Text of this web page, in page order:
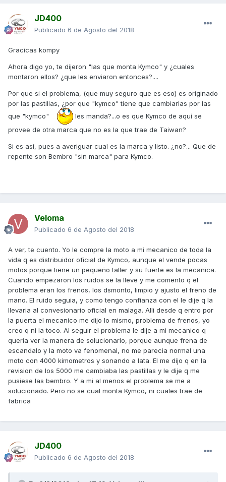
JD400
Publicado 6 de Agosto del 2018
Gracicas kompy
Ahora digo yo, te dijeron "las que monta Kymco" y ¿cuales
montaron ellos? ¿que les enviaron entonces?....
Por que si el problema, (que muy seguro que es eso) es originado
por las pastillas, ¿por que "kymco" tiene que cambiarlas por las
que "kymco"
les manda?...o es que Kymco de aquí se
provee de otra marca que no es la que trae de Taiwan?
Si es así, pues a averiguar cual es la marca y listo. ¿no?... Que de
repente son Bembro "sin marca" para Kymco.
Veloma
Publicado 6 de Agosto del 2018
A ver, te cuento. Yo le compre la moto a mi mecanico de toda la
vida q es distribuidor oficial de Kymco, aunque el vende pocas
motos porque tiene un pequeño taller y su fuerte es la mecanica.
Cuando empezaron los ruidos se la lleve y me comento q el
problema eran los frenos, los dsmonto, limpio y ajusto el freno de
mano. El ruido seguia, y como tengo confianza con el le dije q la
llevaria al convesionario oficial en malaga. Alli desde q entro por
la puerta el mecanico me dijo lo mismo, problema de frenos, yo
creo q ni la toco. Al seguir el problema le dije a mi mecanico q
queria ver la manera de solucionarlo, porque aunque frena de
escandalo y la moto va fenomenal, no me parecia normal una
moto con 4000 kimometros y sonando a lata. El me dijo q en la
revision de los 5000 me cambiaba las pastillas y le dije q me
pusiese las bembro. Y a mi al menos el problema se me a
solucionado. Pero no se cual monta Kymco, ni cuales trae de
fabrica
JD400
Publicado 6 de Agosto del 2018